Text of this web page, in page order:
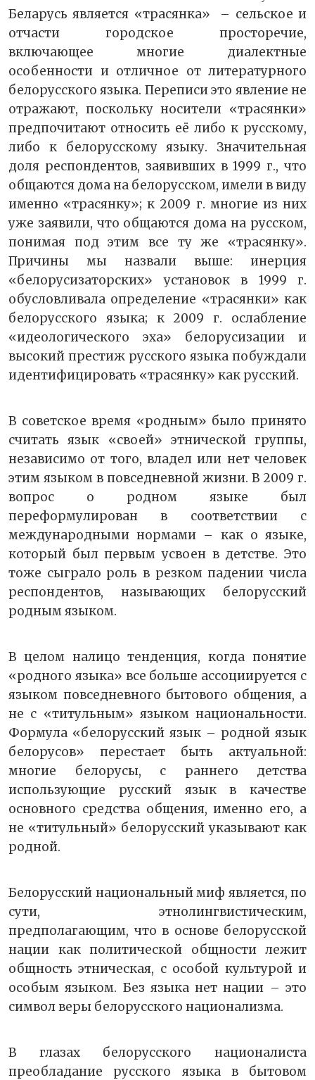
Беларусь является «трасянка» – сельское и
отчасти городское просторечие,
включающее многие диалектные
особенности и отличное от литературного
белорусского языка. Переписи это явление не
отражают, поскольку носители «трасянки»
предпочитают относить её либо к русскому,
либо к белорусскому языку. Значительная
доля респондентов, заявивших в 1999 г., что
общаются дома на белорусском, имели в виду
именно «трасянку»; к 2009 г. многие из них
уже заявили, что общаются дома на русском,
понимая под этим все ту же «трасянку».
Причины мы назвали выше: инерция
«белорусизаторских» установок в 1999 г.
обусловливала определение «трасянки» как
белорусского языка; к 2009 г. ослабление
«идеологического эха» белорусизации и
высокий престиж русского языка побуждали
идентифицировать «трасянку» как русский.
В советское время «родным» было принято
считать язык «своей» этнической группы,
независимо от того, владел или нет человек
этим языком в повседневной жизни. В 2009 г.
вопрос о родном языке был
переформулирован в соответствии с
международными нормами – как о языке,
который был первым усвоен в детстве. Это
тоже сыграло роль в резком падении числа
респондентов, называющих белорусский
родным языком.
В целом налицо тенденция, когда понятие
«родного языка» все больше ассоциируется с
языком повседневного бытового общения, а
не с «титульным» языком национальности.
Формула «белорусский язык – родной язык
белорусов» перестает быть актуальной:
многие белорусы, с раннего детства
использующие русский язык в качестве
основного средства общения, именно его, а
не «титульный» белорусский указывают как
родной.
Белорусский национальный миф является, по
сути, этнолингвистическим,
предполагающим, что в основе белорусской
нации как политической общности лежит
общность этническая, с особой культурой и
особым языком. Без языка нет нации – это
символ веры белорусского национализма.
В глазах белорусского националиста
преобладание русского языка в бытовом